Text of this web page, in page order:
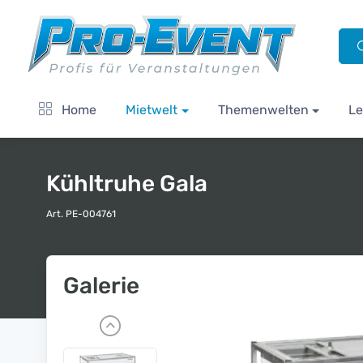
Home Mietwelt Themenwelten
Kühltruhe Gala
Art. PE-004761
Galerie
P
r